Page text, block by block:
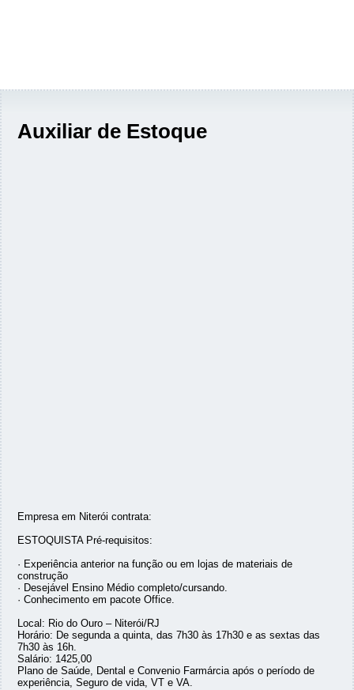
Auxiliar de Estoque
Empresa em Niterói contrata:
ESTOQUISTA Pré-requisitos:
· Experiência anterior na função ou em lojas de materiais de
construção
· Desejável Ensino Médio completo/cursando.
· Conhecimento em pacote Office.
Local: Rio do Ouro – Niterói/RJ
Horário: De segunda a quinta, das 7h30 às 17h30 e as sextas das
7h30 às 16h.
Salário: 1425,00
Plano de Saúde, Dental e Convenio Farmárcia após o período de
experiência, Seguro de vida, VT e VA.